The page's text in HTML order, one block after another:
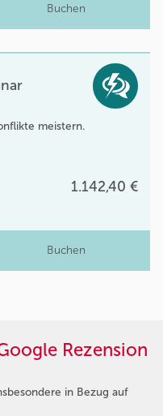
Buchen
meistern.
1.142,40 €
Buchen
Rezension
in Bezug auf